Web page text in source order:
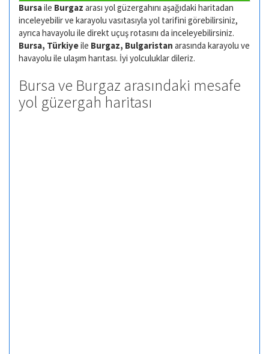
Bursaile Burgaz arası yol güzergahını aşağıdaki haritadan
inceleyebilir ve karayolu vasıtasıyla yol tarifini görebilirsiniz,
ayrıca havayolu ile direkt uçuş rotasını da inceleyebilirsiniz.
Bursa, Türkiyeile Burgaz, Bulgaristan arasında karayolu ve
havayolu ile ulaşım harıtası. İyi yolculuklar dileriz.
Bursa ve Burgaz arasındaki mesafe
yol güzergah haritası